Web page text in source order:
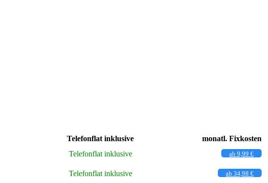
Telefonflat inklusive
monatl. Fixkosten
Telefonflat inklusive ab 9,99 €
Telefonflat inklusive ab 34,98 €